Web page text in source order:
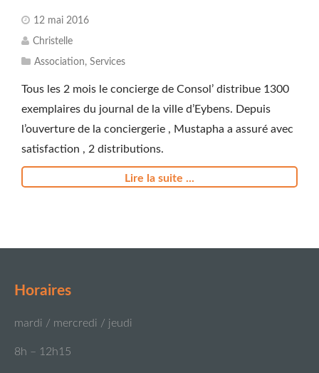
12 mai 2016
Christelle
Association, Services
Tous les 2 mois le concierge de Consol’ distribue 1300
exemplaires du journal de la ville d’Eybens. Depuis
l’ouverture de la conciergerie , Mustapha a assuré avec
satisfaction , 2 distributions.
Lire la suite ...
Horaires
mardi / mercredi / jeudi
8h – 12h15